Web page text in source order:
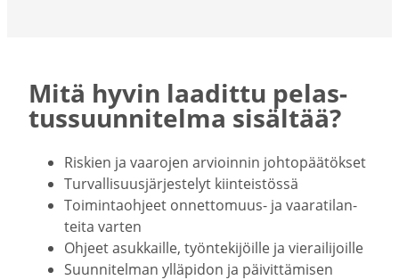
Mitä hyvin laadittu pelas­
tus­suun­ni­telma sisältää?
Riskien ja vaarojen arvioinnin johto­pää­tökset
Turval­li­suus­jär­jes­telyt kiinteis­tössä
Toimin­taohjeet onnettomuus-​ ja vaara­ti­lan­
teita varten
Ohjeet asukkaille, työnte­ki­jöille ja vierai­li­joille
Suunni­telman ylläpidon ja päivit­tä­misen